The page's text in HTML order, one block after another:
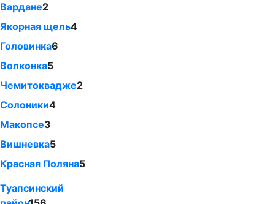
Вардане2
Якорная щель4
Головинка6
Волконка5
Чемитоквадже2
Солоники4
Макопсе3
Вишневка5
Красная Поляна5
Туапсинский